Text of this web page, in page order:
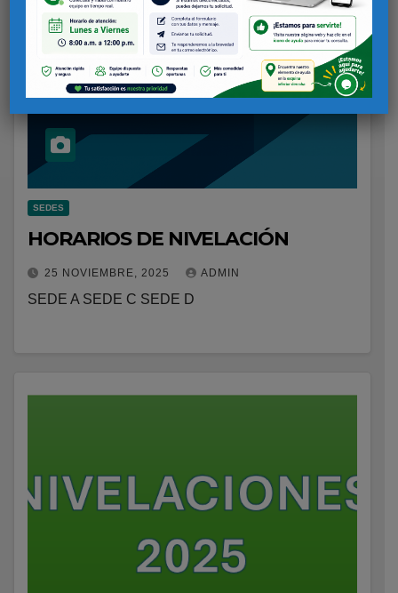
SEDES
HORARIOS DE NIVELACIÓN
25 NOVIEMBRE, 2025 ADMIN
SEDE A SEDE C SEDE D